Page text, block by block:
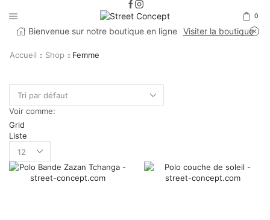
0
Bienvenue sur notre boutique en ligne Visiter la boutique
Accueil Shop Femme
Voir comme:
Grid
Liste
per
page